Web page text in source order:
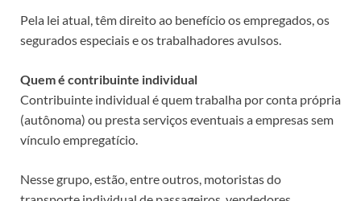
Pela lei atual, têm direito ao benefício os empregados, os
segurados especiais e os trabalhadores avulsos.
Quem é contribuinte individual
Contribuinte individual é quem trabalha por conta própria
(autônoma) ou presta serviços eventuais a empresas sem
vínculo empregatício.
Nesse grupo, estão, entre outros, motoristas do